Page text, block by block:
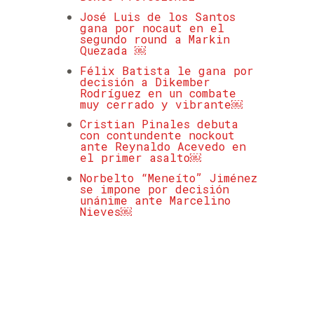
José Luis de los Santos
gana por nocaut en el
segundo round a Markin
Quezada ￼
Félix Batista le gana por
decisión a Dikember
Rodríguez en un combate
muy cerrado y vibrante￼
Cristian Pinales debuta
con contundente nockout
ante Reynaldo Acevedo en
el primer asalto￼
Norbelto “Meneíto” Jiménez
se impone por decisión
unánime ante Marcelino
Nieves￼